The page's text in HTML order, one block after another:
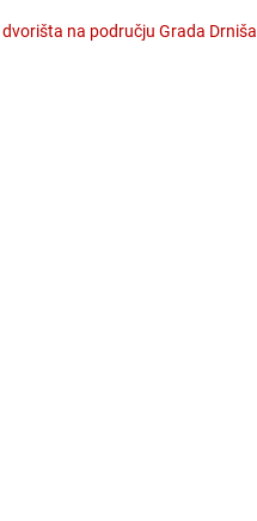
na području Grada Drniša